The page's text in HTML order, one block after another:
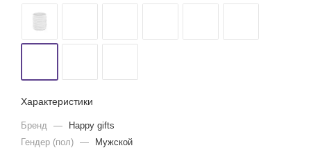
Характеристики
Бренд —
Happy gifts
Гендер (пол) —
Мужской